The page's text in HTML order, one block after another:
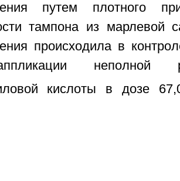
путем плотного
тампона из марлевой
происходила в
неполной
кислоты в дозе